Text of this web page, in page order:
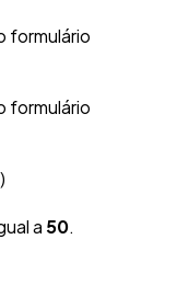
formulário
formulário
a 50.